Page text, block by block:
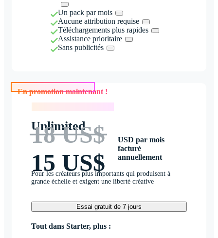
Un pack par mois
Aucune attribution requise
Téléchargements plus rapides
Assistance prioritaire
Sans publicités
En promotion maintenant !
Unlimited
18 US$
15 US$
USD par mois
facturé
annuellement
Pour les créateurs plus importants qui produisent à
grande échelle et exigent une liberté créative
Essai gratuit de 7 jours
Tout dans Starter, plus :